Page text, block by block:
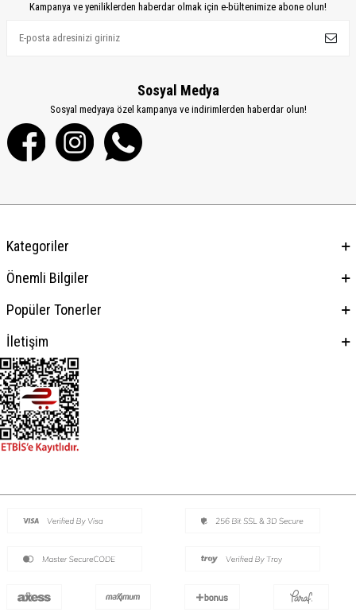
Kampanya ve yeniliklerden haberdar olmak için e-bültenimize abone olun!
Sosyal Medya
Sosyal medyaya özel kampanya ve indirimlerden haberdar olun!
Kategoriler
Önemli Bilgiler
Popüler Tonerler
İletişim